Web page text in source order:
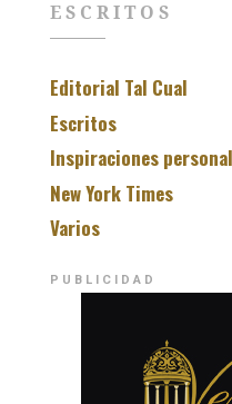
ESCRITOS
Editorial Tal Cual
Escritos
Inspiraciones
New York Times
Varios
PUBLICIDAD